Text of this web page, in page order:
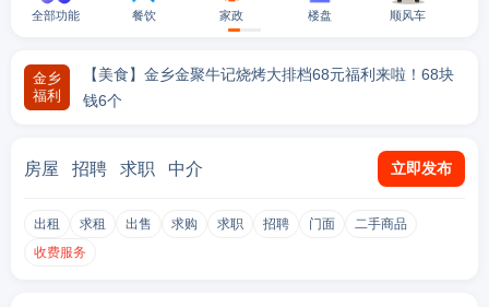
全部功能 餐饮 家政 楼盘 顺风车
金乡
福利
【美食】金乡荷香街又出好吃的了！刘婉婉生炸妙龄鸡，
【美食】金乡金聚牛记烧烤大排档68元福利来啦！68块
钱6个
房屋 招聘 求职 中介 立即发布
出租 求租 出售 求购 求职 招聘 门面
二手商品
收费服务